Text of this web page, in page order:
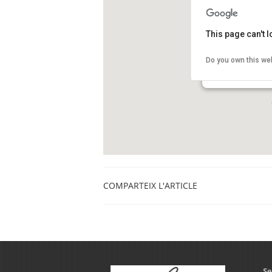
Carrer de
This page can't
Do you own this
COMPARTEIX L'ARTICLE